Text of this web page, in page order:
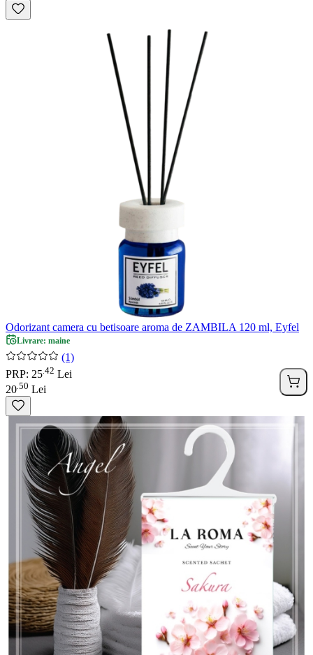
Odorizant camera cu betisoare aroma de ZAMBILA 120 ml, Eyfel
Livrare: maine
(1)
PRP: 25 42 Lei
20 50 Lei